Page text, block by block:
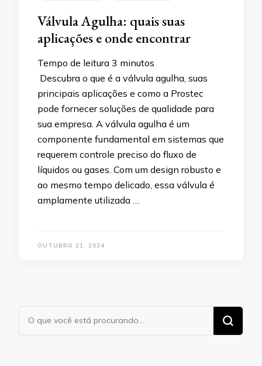
Válvula Agulha: quais suas
aplicações e onde encontrar
Tempo de leitura 3 minutos
Descubra o que é a válvula agulha, suas
principais aplicações e como a Prostec
pode fornecer soluções de qualidade para
sua empresa. A válvula agulha é um
componente fundamental em sistemas que
requerem controle preciso do fluxo de
líquidos ou gases. Com um design robusto e
ao mesmo tempo delicado, essa válvula é
amplamente utilizada …
OUTUBRO 21, 2024
Procurando
algo?